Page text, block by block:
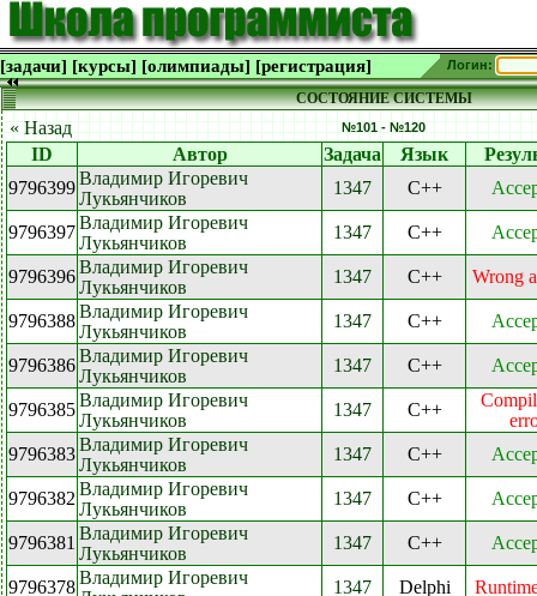
[задачи] [курсы] [олимпиады] [регистрация] Логин:
СОСТОЯНИЕ СИСТЕМЫ
« Назад №101 - №120
ID Автор Задача Язык
9796399Владимир Игоревич
Лукьянчиков
1347 C++
9796397Владимир Игоревич
Лукьянчиков
1347 C++
9796396Владимир Игоревич
Лукьянчиков
1347 C++ Wrong
9796388Владимир Игоревич
Лукьянчиков
1347 C++
9796386Владимир Игоревич
Лукьянчиков
1347 C++
9796385Владимир Игоревич
Лукьянчиков
1347 C++
9796383Владимир Игоревич
Лукьянчиков
1347 C++
9796382 Владимир Игоревич
Лукьянчиков
1347 C++
9796381 Владимир Игоревич
Лукьянчиков
1347 C++
9796378Владимир Игоревич
1347 Delphi